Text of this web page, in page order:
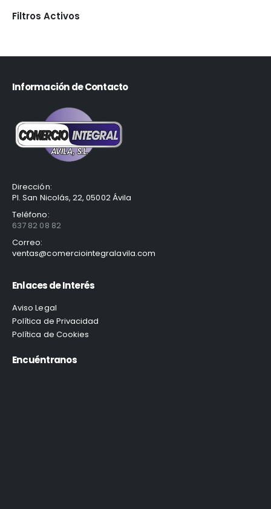
Filtros Activos
Información de Contacto
Dirección:
Pl. San Nicolás, 22, 05002 Ávila
Teléfono:
637 82 08 82
Correo:
ventas@comerciointegralavila.com
Enlaces de Interés
Aviso Legal
Política de Privacidad
Política de Cookies
Encuéntranos